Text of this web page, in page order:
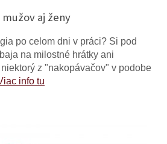
aj ženy
po celom dni v práci? Si pod
na milostné hrátky ani
z "nakopávačov" v podobe
info tu